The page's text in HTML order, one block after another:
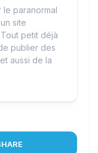
paranormal
site
petit déjà
publier des
aussi de la